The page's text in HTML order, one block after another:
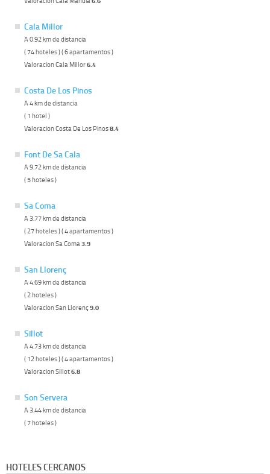
Cala Millor
A 0.92 km de distancia
( 74 hoteles ) ( 6 apartamentos )
Valoracion Cala Millor6.4
Costa De Los Pinos
A 4 km de distancia
( 1 hotel )
Valoracion Costa De Los Pinos8.4
Font De Sa Cala
A 9.72 km de distancia
( 5 hoteles )
Sa Coma
A 3.77 km de distancia
( 27 hoteles ) ( 4 apartamentos )
Valoracion Sa Coma 3.9
San Llorenç
A 4.69 km de distancia
( 2 hoteles )
Valoracion San Llorenç9.0
Sillot
A 4.73 km de distancia
( 12 hoteles ) ( 4 apartamentos )
Valoracion Sillot6.8
Son Servera
A 3.44 km de distancia
( 7 hoteles )
HOTELES CERCANOS